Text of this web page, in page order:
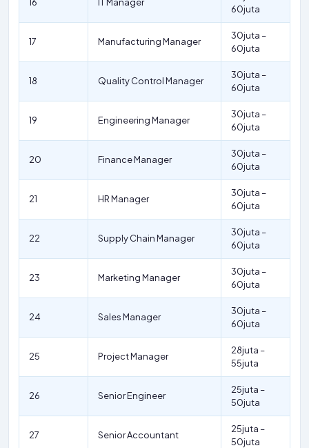
60juta
17 Manufacturing Manager
30juta –
60juta
18 Quality Control Manager
30juta –
60juta
19 Engineering Manager
30juta –
60juta
20 Finance Manager
30juta –
60juta
21 HR Manager
30juta –
60juta
22 Supply Chain Manager
30juta –
60juta
23 Marketing Manager
30juta –
60juta
24 Sales Manager
30juta –
60juta
25 Project Manager
28juta –
55juta
26 Senior Engineer
25juta –
50juta
27 Senior Accountant
25juta –
50juta